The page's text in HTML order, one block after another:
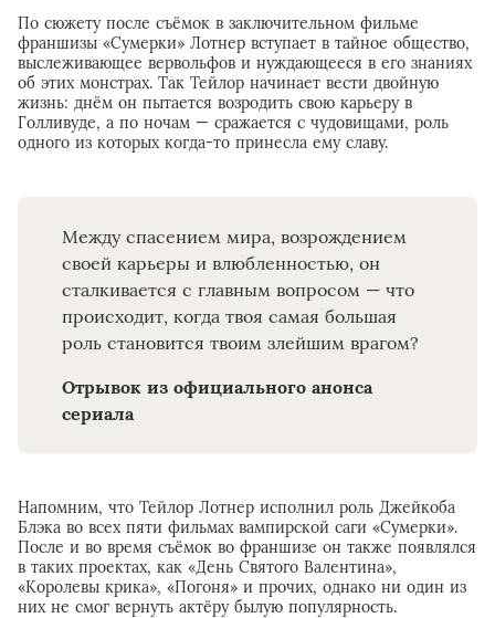
По сюжету после съёмок в заключительном фильме
франшизы «Сумерки» Лотнер вступает в тайное общество,
выслеживающее вервольфов и нуждающееся в его знаниях
об этих монстрах. Так Тейлор начинает вести двойную
жизнь: днём он пытается возродить свою карьеру в
Голливуде, а по ночам — сражается с чудовищами, роль
одного из которых когда-то принесла ему славу.
Между спасением мира, возрождением
своей карьеры и влюбленностью, он
сталкивается с главным вопросом — что
происходит, когда твоя самая большая
роль становится твоим злейшим врагом?
Отрывок из официального анонса
сериала
Напомним, что Тейлор Лотнер исполнил роль Джейкоба
Блэка во всех пяти фильмах вампирской саги «Сумерки».
После и во время съёмок во франшизе он также появлялся
в таких проектах, как «День Святого Валентина»,
«Королевы крика», «Погоня» и прочих, однако ни один из
них не смог вернуть актёру былую популярность.